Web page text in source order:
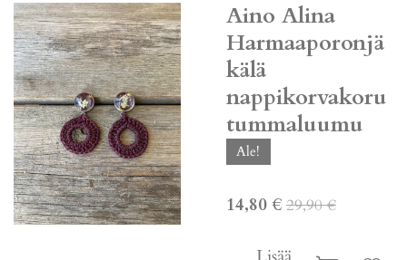
Aino Alina
Harmaaporonjä
kälä
nappikorvakoru
tummaluumu
Ale!
14,80 € 29,90 €